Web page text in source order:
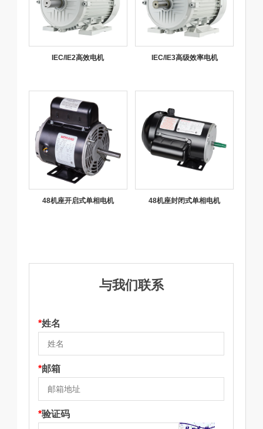
IEC/IE2高效电机 IEC/IE3高级效率电机
48机座开启式单相电机 48机座封闭式单相电机
与我们联系
*姓名
*邮箱
*验证码